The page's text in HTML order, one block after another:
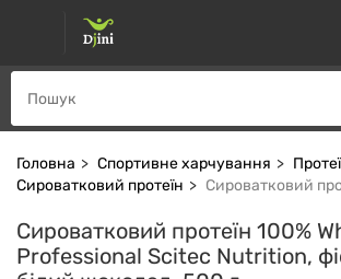
Головна Спортивне харчування
Сироватковий протеїн
Сироватковий
Сироватковий протеїн 100%
Professional Scitec Nutrition,